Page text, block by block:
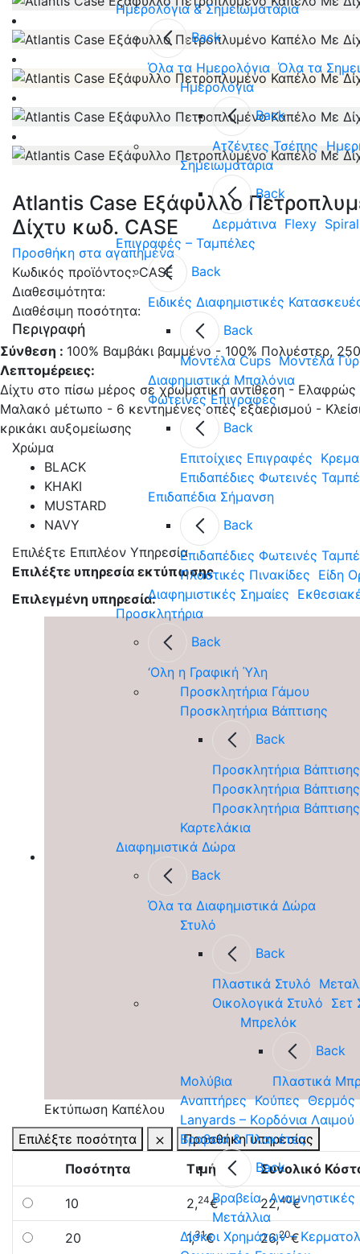
Ημερολόγια & Σημειωματάρια
Back
Όλα τα Ημερολόγια Όλα τα
Ημερολόγια
Back
Ατζέντες Τσέπης
Σημειωματάρια
Back
Δερμάτινα Flexy Spiral
Επιγραφές – Ταμπέλες
Back
Ειδικές Διαφημιστικές
Back
Μοντέλα Cups Μοντέλα
Διαφημιστικά Μπαλόνια
Φωτεινές Επιγραφές
Back
Επιτοίχιες Επιγραφές
Επιδαπέδιες Φωτεινές
Επιδαπέδια Σήμανση
Back
Επιδαπέδιες Φωτεινές
Πλαστικές Πινακίδες Είδη
Διαφημιστικές Σημαίες
Προσκλητήρια
Back
‘Ολη η Γραφική Ύλη
Προσκλητήρια Γάμου
Προσκλητήρια Βάπτισης
Back
Προσκλητήρια
Προσκλητήρια Βάπτισης
Προσκλητήρια
Καρτελάκια
Διαφημιστικά Δώρα
Back
Όλα τα Διαφημιστικά Δώρα
Στυλό
Back
Πλαστικά Στυλό
Οικολογικά Στυλό Σετ
Μολύβια
Μπρελόκ
Back
Πλαστικά
Αναπτήρες Κούπες Θερμός
Lanyards – Kορδόνια Λαιμού
Βραβεία & Πλακέτες
Back
Βραβεία
Μετάλλια
Δίσκοι Χρημάτων –
Atlantis Case Εξάφυλλο
Δίχτυ κωδ. CASE
Προσθήκη στα αγαπημένα
Κωδικός προϊόντος:CASE
Διαθεσιμότητα:
Διαθέσιμη ποσότητα:
Περιγραφή
Σύνθεση : 100% Βαμβάκι βαμμένο - 100% Πολυέστερ,
Λεπτομέρειες:
Δίχτυ στο πίσω μέρος σε χρωματική αντίθεση -
Μαλακό μέτωπο - 6 κεντημένες οπές εξαερισμού -
κρικάκι αυξομείωσης
Χρώμα
BLACK
KHAKI
MUSTARD
NAVY
Επιλέξτε Επιπλέον Υπηρεσία
Επιλέξτε υπηρεσία εκτύπωσης
Επιλεγμένη υπηρεσία:
Εκτύπωση Καπέλου
Επιλέξτε ποσότητα
Προσθήκη υπηρεσίας
Ποσότητα
Τιμή Συνολικό
10 2,24€ 22,40€
20 1,31€ 26,20€